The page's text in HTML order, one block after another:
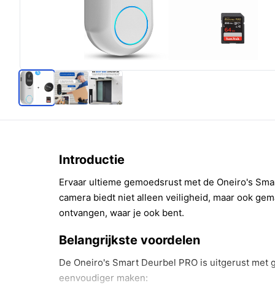
Introductie
Ervaar ultieme gemoedsrust met de Oneiro's
camera biedt niet alleen veiligheid, maar ook
ontvangen, waar je ook bent.
Belangrijkste voordelen
De Oneiro's Smart Deurbel PRO is uitgerust
eenvoudiger maken: